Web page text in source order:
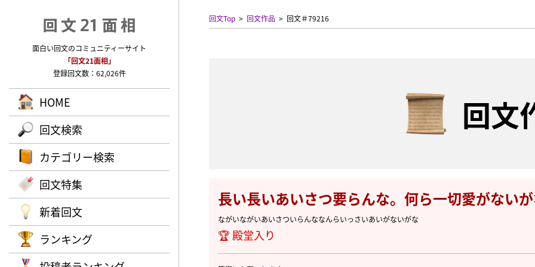
面白い回文のコミュニティーサイト
「回文21面相」
登録回文数：62,026件
HOME
回文検索
カテゴリー検索
回文特集
新着回文
ランキング
回文Top 回文作品 回文＃79216
回文
長い長いあいさつ要らんな。何ら一切愛がないが
ながいながいあいさついらんななんらいっさいあいがないがな
🏆 殿堂入り